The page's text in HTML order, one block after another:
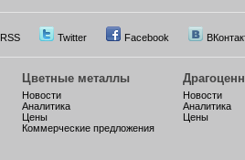
RSS Twitter Facebook
Цветные металлы
Новости
Аналитика
Цены
Коммерческие предложения
Новости
Аналитика
Цены